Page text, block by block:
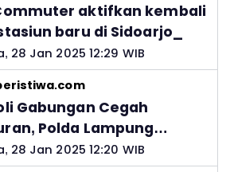
aktifkan kembali
baru di Sidoarjo_
28 Jan 2025 12:29 WIB
Gabungan Cegah
Polda Lampung
Peran Orang Tua
28 Jan 2025 12:20 WIB